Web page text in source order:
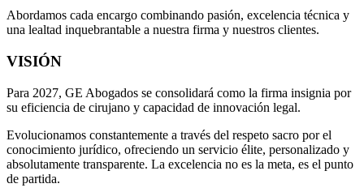
Abordamos cada encargo combinando pasión, excelencia técnica y
una lealtad inquebrantable a nuestra firma y nuestros clientes.
VISIÓN
Para 2027, GE Abogados se consolidará como la firma insignia por
su eficiencia de cirujano y capacidad de innovación legal.
Evolucionamos constantemente a través del respeto sacro por el
conocimiento jurídico, ofreciendo un servicio élite, personalizado y
absolutamente transparente. La excelencia no es la meta, es el punto
de partida.